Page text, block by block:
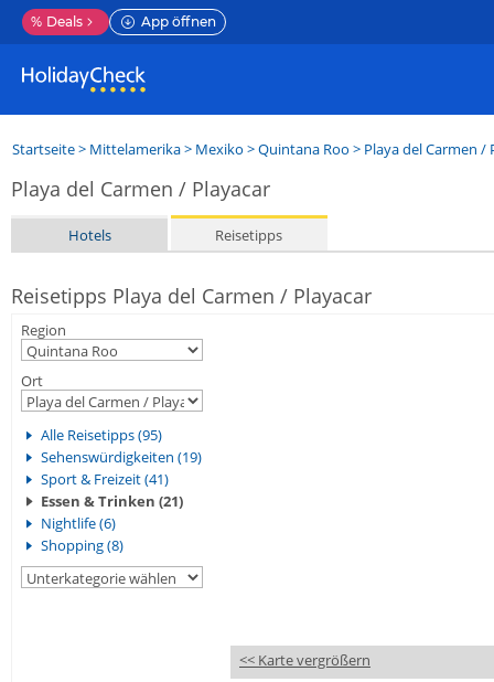
% Deals App öffnen
Startseite> Mittelamerika> Mexiko >Quintana Roo > Playa del Carmen /
Playa del Carmen / Playacar
Hotels Reisetipps
Reisetipps Playa del Carmen / Playacar
Region
Ort
Alle Reisetipps (95)
Sehenswürdigkeiten (19)
Sport & Freizeit (41)
Essen & Trinken (21)
Nightlife (6)
Shopping (8)
<< Karte vergrößern